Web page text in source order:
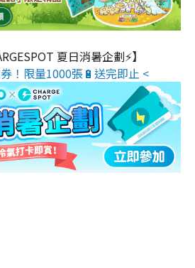
夏日消暑企劃⚡】
！限量1000張🔋送完即止 <